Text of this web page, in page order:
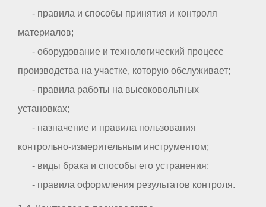
- правила и способы принятия и контроля
материалов;
- оборудование и технологический процесс
производства на участке, которую обслуживает;
- правила работы на высоковольтных
установках;
- назначение и правила пользования
контрольно-измерительным инструментом;
- виды брака и способы его устранения;
- правила оформления результатов контроля.